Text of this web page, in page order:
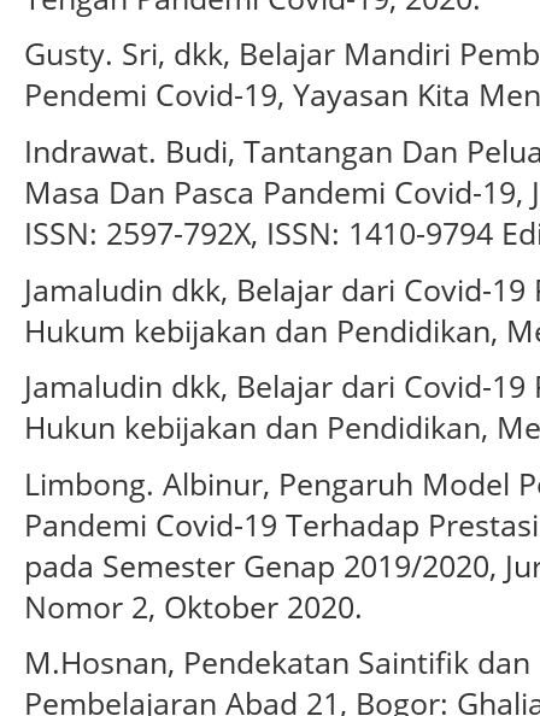
Gusty. Sri, dkk, Belajar Mandiri
Pendemi Covid-19, Yayasan Kita
Indrawat. Budi, Tantangan Dan
Masa Dan Pasca Pandemi Covid-19,
ISSN: 2597-792X, ISSN: 1410-9794
Jamaludin dkk, Belajar dari Covid-
Hukum kebijakan dan Pendidikan,
Jamaludin dkk, Belajar dari Covid-
Hukun kebijakan dan Pendidikan,
Limbong. Albinur, Pengaruh Model
Pandemi Covid-19 Terhadap
pada Semester Genap 2019/2020,
Nomor 2, Oktober 2020.
M.Hosnan, Pendekatan Saintifik
Pembelajaran Abad 21, Bogor: